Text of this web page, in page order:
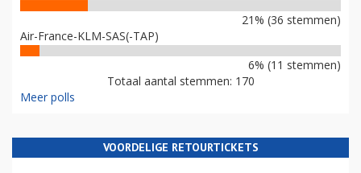
21% (36 stemmen)
Air-France-KLM-SAS(-TAP)
6% (11 stemmen)
Totaal aantal stemmen: 170
Meer polls
VOORDELIGE RETOURTICKETS